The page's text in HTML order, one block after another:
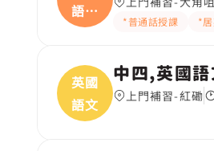
語文
(
*普通話授課 *
英國
語文
中四,英國語
上門補習-紅磡